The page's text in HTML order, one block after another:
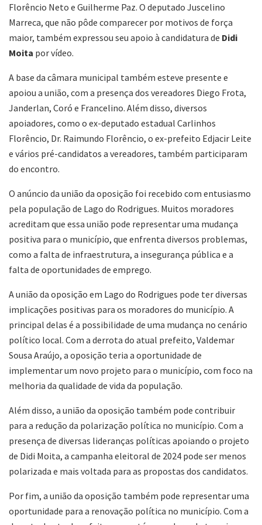
Florêncio Neto e Guilherme Paz. O deputado Juscelino
Marreca, que não pôde comparecer por motivos de força
maior, também expressou seu apoio à candidatura de Didi
Moita por vídeo.
A base da câmara municipal também esteve presente e
apoiou a união, com a presença dos vereadores Diego Frota,
Janderlan, Coró e Francelino. Além disso, diversos
apoiadores, como o ex-deputado estadual Carlinhos
Florêncio, Dr. Raimundo Florêncio, o ex-prefeito Edjacir Leite
e vários pré-candidatos a vereadores, também participaram
do encontro.
O anúncio da união da oposição foi recebido com entusiasmo
pela população de Lago do Rodrigues. Muitos moradores
acreditam que essa união pode representar uma mudança
positiva para o município, que enfrenta diversos problemas,
como a falta de infraestrutura, a insegurança pública e a
falta de oportunidades de emprego.
A união da oposição em Lago do Rodrigues pode ter diversas
implicações positivas para os moradores do município. A
principal delas é a possibilidade de uma mudança no cenário
político local. Com a derrota do atual prefeito, Valdemar
Sousa Araújo, a oposição teria a oportunidade de
implementar um novo projeto para o município, com foco na
melhoria da qualidade de vida da população.
Além disso, a união da oposição também pode contribuir
para a redução da polarização política no município. Com a
presença de diversas lideranças políticas apoiando o projeto
de Didi Moita, a campanha eleitoral de 2024 pode ser menos
polarizada e mais voltada para as propostas dos candidatos.
Por fim, a união da oposição também pode representar uma
oportunidade para a renovação política no município. Com a